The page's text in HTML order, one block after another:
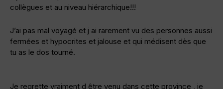
collègues et au niveau hiérarchique!!!
J’ai pas mal voyagé et j ai rarement vu des personnes aussi
fermées et hypocrites et jalouse et qui médisent dès que
tu as le dos tourné.
Je regrette vraiment d être venu dans cette province , je